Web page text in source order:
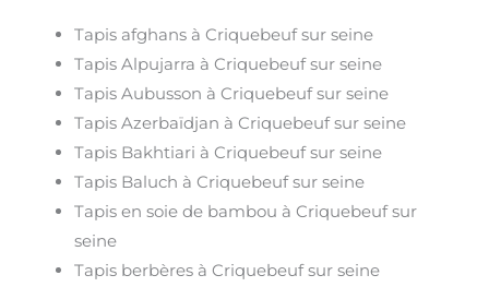
Tapis afghans à Criquebeuf sur seine
Tapis Alpujarra à Criquebeuf sur seine
Tapis Aubusson à Criquebeuf sur seine
Tapis Azerbaïdjan à Criquebeuf sur seine
Tapis Bakhtiari à Criquebeuf sur seine
Tapis Baluch à Criquebeuf sur seine
Tapis en soie de bambou à Criquebeuf sur
seine
Tapis berbères à Criquebeuf sur seine